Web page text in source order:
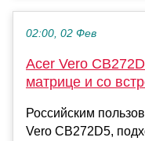
02:00, 02 Фев
Acer Vero
матрице и со
Российским
Vero CB272D5,